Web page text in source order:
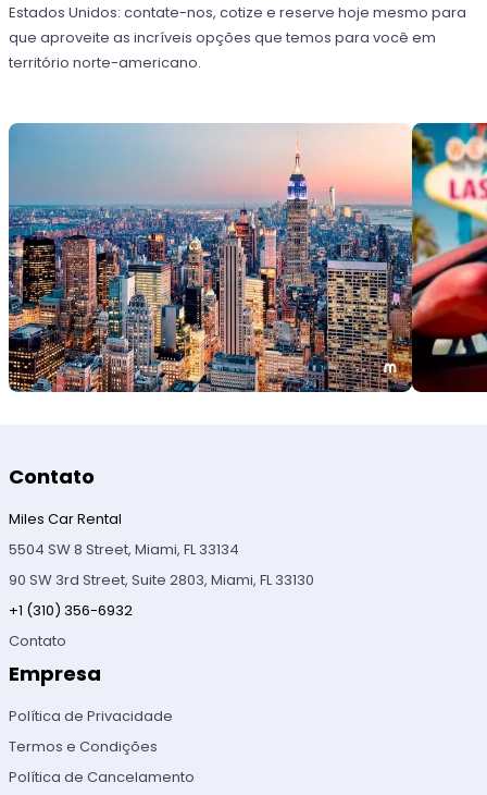
Estados Unidos: contate-nos, cotize e reserve hoje mesmo para
que aproveite as incríveis opções que temos para você em
território norte-americano.
Contato
Miles Car Rental
5504 SW 8 Street, Miami, FL 33134
90 SW 3rd Street, Suite 2803, Miami, FL 33130
+1 (310) 356-6932
Contato
Empresa
Política de Privacidade
Termos e Condições
Política de Cancelamento